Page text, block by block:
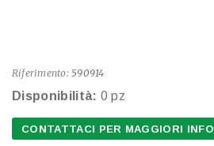
Riferimento: 590914
Disponibilità: 0 pz
CONTATTACI PER MAGGIORI INFO